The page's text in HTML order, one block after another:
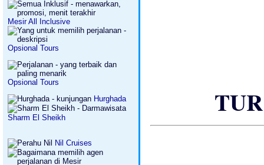
Mesir All Inclusive
Opsional Tours
Opsional Tours
Hurghada
Sharm El Sheikh
Nil Cruises